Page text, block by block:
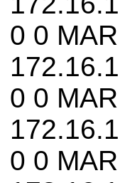
0 0
0 0
0 0